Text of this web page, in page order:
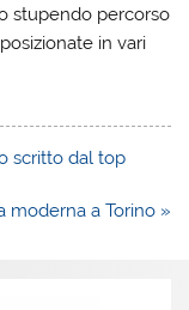
stupendo percorso
in vari
scritto dal top
moderna a Torino »